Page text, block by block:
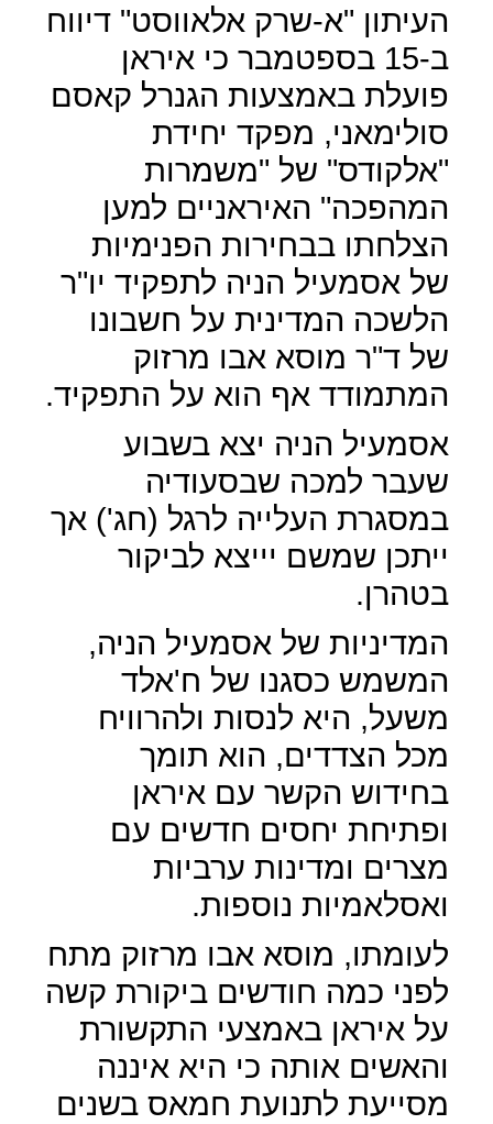
העיתון "א-שרק אלאווסט" דיווח
ב-15 בספטמבר כי איראן
פועלת באמצעות הגנרל קאסם
סולימאני, מפקד יחידת
"אלקודס" של "משמרות
המהפכה" האיראניים למען
הצלחתו בבחירות הפנימיות
של אסמעיל הניה לתפקיד יו"ר
הלשכה המדינית על חשבונו
של ד"ר מוסא אבו מרזוק
המתמודד אף הוא על התפקיד.
אסמעיל הניה יצא בשבוע
שעבר למכה שבסעודיה
במסגרת העלייה לרגל (חג') אך
ייתכן שמשם יייצא לביקור
בטהרן.
המדיניות של אסמעיל הניה,
המשמש כסגנו של ח'אלד
משעל, היא לנסות ולהרוויח
מכל הצדדים, הוא תומך
בחידוש הקשר עם איראן
ופתיחת יחסים חדשים עם
מצרים ומדינות ערביות
ואסלאמיות נוספות.
לעומתו, מוסא אבו מרזוק מתח
לפני כמה חודשים ביקורת קשה
על איראן באמצעי התקשורת
והאשים אותה כי היא איננה
מסייעת לתנועת חמאס בשנים